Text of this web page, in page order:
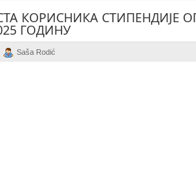
КОРИСНИКА СТИПЕНДИЈЕ
ГОДИНУ
Saša Rodić